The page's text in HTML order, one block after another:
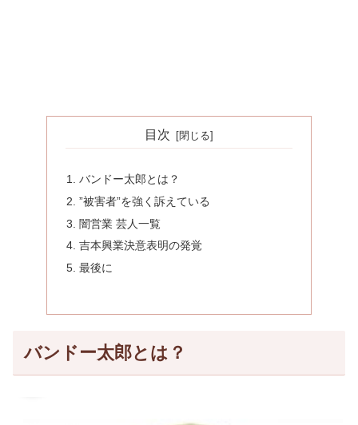
目次
バンドー太郎とは？
”被害者”を強く訴えている
闇営業 芸人一覧
吉本興業決意表明の発覚
最後に
バンドー太郎とは？